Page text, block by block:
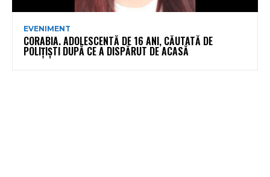
EVENIMENT
CORABIA. ADOLESCENTĂ DE 16 ANI, CĂUTATĂ DE
POLIȚIȘTI DUPĂ CE A DISPĂRUT DE ACASĂ